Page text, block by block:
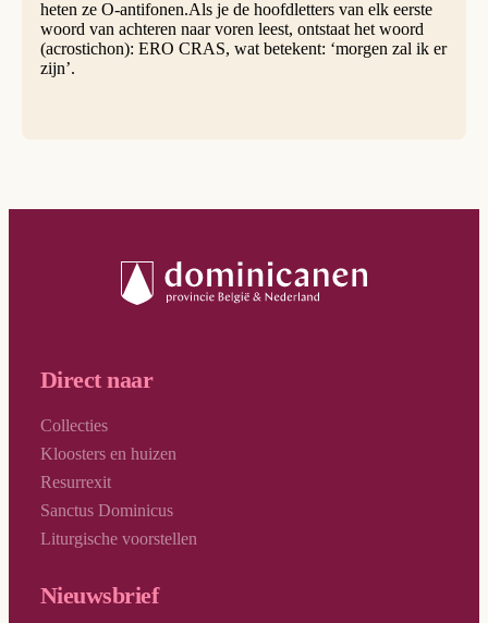
heten ze O-antifonen.Als je de hoofdletters van elk eerste
woord van achteren naar voren leest, ontstaat het woord
(acrostichon): ERO CRAS, wat betekent: ‘morgen zal ik er
zijn’.
Direct naar
Collecties
Kloosters en huizen
Resurrexit
Sanctus Dominicus
Liturgische voorstellen
Nieuwsbrief